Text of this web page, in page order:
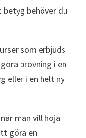
behöver du
som erbjuds
prövning i en
eller i en helt ny
man vill höja
göra en